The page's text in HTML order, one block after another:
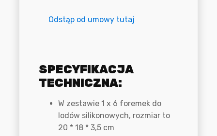
Odstąp od umowy tutaj
SPECYFIKACJA
TECHNICZNA:
W zestawie 1 x 6 foremek do
lodów silikonowych, rozmiar to
20 * 18 * 3,5 cm